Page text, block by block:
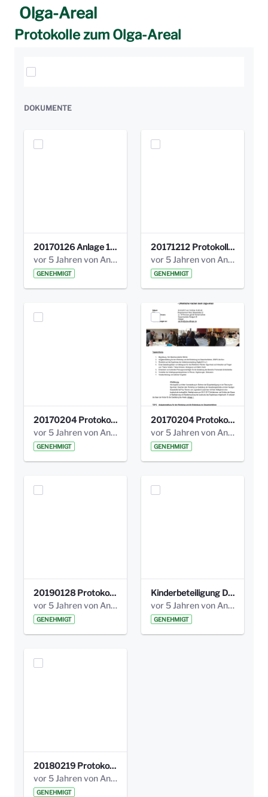
Olga-Areal
Protokolle zum Olga-Areal
Elemente auswählen
DOKUMENTE
20170126 Anlage 1_Kinderbeteiligung_Olga_Areal_Auswertung.pdf
vor 5 Jahren von Anni Schlumberger
GENEHMIGT
20171212 Protokoll-Klettergerüst-3b-neu-.pdf
vor 5 Jahren von Anni Schlumberger
GENEHMIGT
20170204 Protokoll Workshop 2 Promenade Schloßstraße (1).pdf
vor 5 Jahren von Anni Schlumberger
GENEHMIGT
20170204 Protokoll Workshop 2 Promenade Schloßstraße .pdf
vor 5 Jahren von Anni Schlumberger
GENEHMIGT
20190128 Protokoll der Projektgruppe Olgäle.pdf
vor 5 Jahren von Anni Schlumberger
GENEHMIGT
Kinderbeteiligung Dez. 17 _Abstimmung Klettergerüst.pdf
vor 5 Jahren von Anni Schlumberger
GENEHMIGT
20180219 Protokoll der Projektgruppe Olgaele2012.pdf
vor 5 Jahren von Anni Schlumberger
GENEHMIGT